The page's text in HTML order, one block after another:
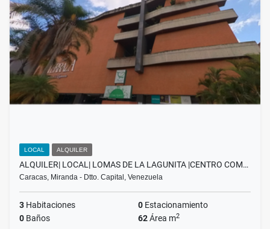
LOCAL ALQUILER
ALQUILER| LOCAL| LOMAS DE LA LAGUNITA |CENTRO COM…
Caracas, Miranda - Dtto. Capital, Venezuela
3 Habitaciones 0 Estacionamiento
0 Baños 62Área m2